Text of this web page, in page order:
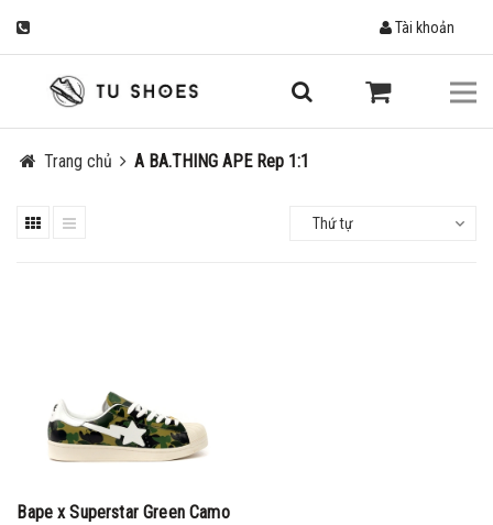
Tài khoản
Trang chủ A BA.THING APE Rep 1:1
Thứ tự
Bape x Superstar Green Camo